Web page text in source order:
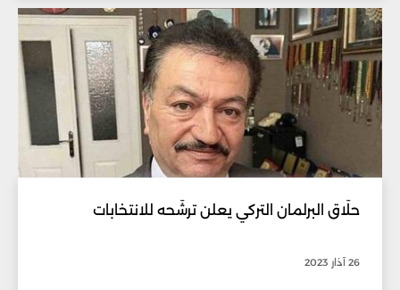
حلّاق البرلمان التركي يعلن ترشّحه للانتخابات
26 آذار 2023